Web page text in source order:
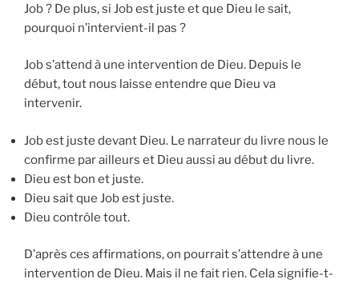
Job ? De plus, si Job est juste et que Dieu le sait,
pourquoi n’intervient-il pas ?
Job s’attend à une intervention de Dieu. Depuis le
début, tout nous laisse entendre que Dieu va
intervenir.
Job est juste devant Dieu. Le narrateur du livre nous le
confirme par ailleurs et Dieu aussi au début du livre.
Dieu est bon et juste.
Dieu sait que Job est juste.
Dieu contrôle tout.
D’après ces affirmations, on pourrait s’attendre à une
intervention de Dieu. Mais il ne fait rien. Cela signifie-t-